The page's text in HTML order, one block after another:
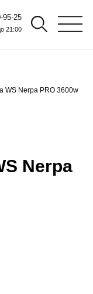
WS Nerpa PRO 3600w
Nerpa